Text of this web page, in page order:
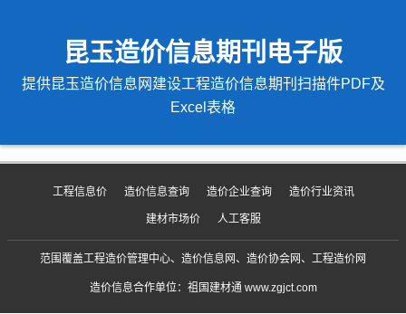
昆玉造价信息期刊电子版
提供昆玉造价信息网建设工程造价信息期刊扫描件PDF及
Excel表格
工程信息价 造价信息查询 造价企业查询 造价行业资讯
建材市场价 人工客服
范围覆盖工程造价管理中心、造价信息网、造价协会网、工程造价网
造价信息合作单位：祖国建材通 www.zgjct.com